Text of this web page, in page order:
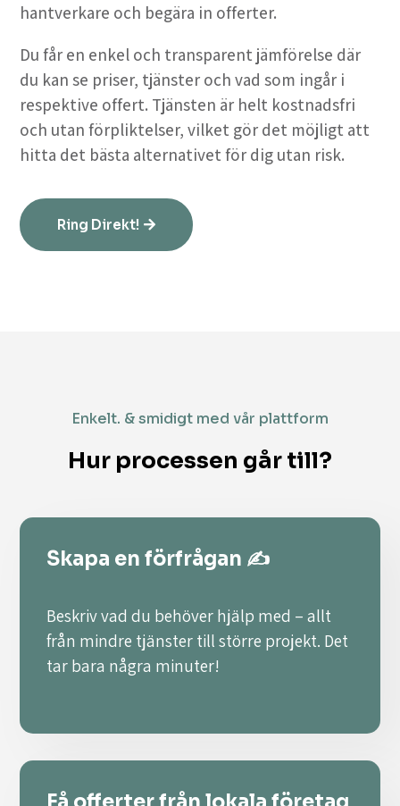
hantverkare och begära in offerter.
Du får en enkel och transparent jämförelse där
du kan se priser, tjänster och vad som ingår i
respektive offert. Tjänsten är helt kostnadsfri
och utan förpliktelser, vilket gör det möjligt att
hitta det bästa alternativet för dig utan risk.
Ring Direkt!
Enkelt. & smidigt med vår plattform
Hur processen går till?
Skapa en förfrågan ✍️
Beskriv vad du behöver hjälp med – allt
från mindre tjänster till större projekt. Det
tar bara några minuter!